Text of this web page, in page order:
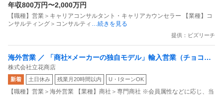
年収800万円〜2,000万円
【職種】営業＞キャリアコンサルタント・キャリアカウンセラー 【業種】コ
ンサルティング＞コンサルティ …続きを見る
提供：ビズリーチ
海外営業 ／ 「商社×メーカーの独自モデル」輸入営業（チョコレ
ート原料）／国内メーカー向け・英語使用あり
株式会社立花商店
新着 土日休み 残業月20時間以内 U・IターンOK
【職種】営業＞海外営業 【業種】商社＞専門商社 ※会員属性などに応じ、当